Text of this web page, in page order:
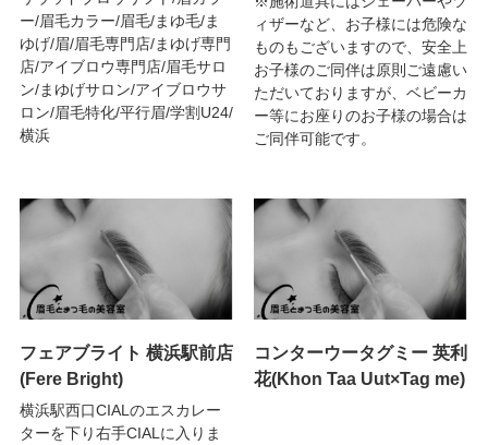
ー/眉毛カラー/眉毛/まゆ毛/ま
ゆげ/眉/眉毛専門店/まゆげ専門
店/アイブロウ専門店/眉毛サロ
ン/まゆげサロン/アイブロウサ
ロン/眉毛特化/平行眉/学割U24/
横浜
ィザーなど、お子様には危険な
ものもございますので、安全上
お子様のご同伴は原則ご遠慮い
ただいておりますが、ベビーカ
ー等にお座りのお子様の場合は
ご同伴可能です。
フェアブライト 横浜駅前店
(Fere Bright)
横浜駅西口CIALのエスカレー
ターを下り右手CIALに入りま
コンターウータグミー 英利
花(Khon Taa Uut×Tag me)